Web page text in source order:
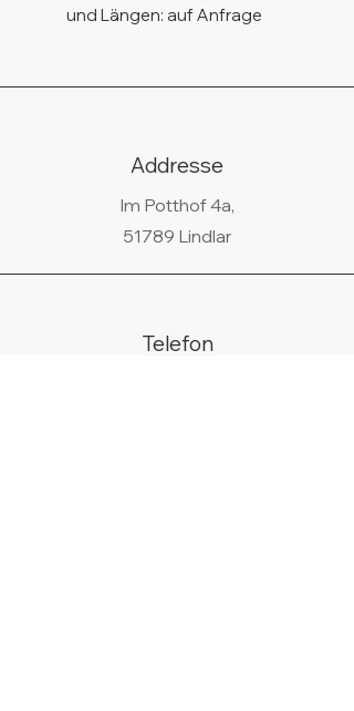
und Längen: auf Anfrage
Addresse
Im Potthof 4a,
51789 Lindlar
Telefon